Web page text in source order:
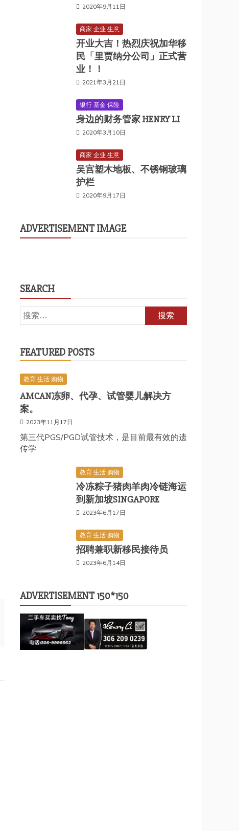
2020年9月11日
商家 企业 生意
开业大吉！热烈庆祝加华移
民「里贾纳分公司」正式营
业！！
2021年3月21日
银行 基金 保险
身边的财务管家 HENRY LI
2020年3月10日
商家 企业 生意
吴宫塑木地板、不锈钢玻璃
护栏
2020年9月17日
ADVERTISEMENT IMAGE
SEARCH
搜
索：
FEATURED POSTS
教育 生活 购物
AMCAN冻卵、代孕、试管婴儿解决方
案。
2023年11月17日
第三代PGS/PGD试管技术，是目前最有效的遗
传学
教育 生活 购物
冷冻粽子猪肉羊肉冷链海运
到新加坡SINGAPORE
2023年6月17日
教育 生活 购物
招聘兼职新移民接待员
2023年6月14日
ADVERTISEMENT 150*150